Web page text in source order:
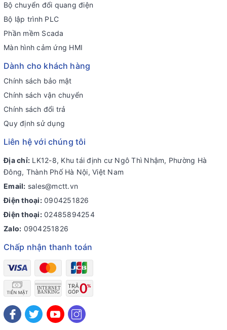
Bộ chuyển đổi quang điện
Bộ lập trình PLC
Phần mềm Scada
Màn hình cảm ứng HMI
Dành cho khách hàng
Chính sách bảo mật
Chính sách vận chuyển
Chính sách đổi trả
Quy định sử dụng
Liên hệ với chúng tôi
Địa chỉ: LK12-8, Khu tái định cư Ngô Thì Nhậm, Phường Hà
Đông, Thành Phố Hà Nội, Việt Nam
Email: sales@mctt.vn
Điện thoại: 0904251826
Điện thoại: 02485894254
Zalo: 0904251826
Chấp nhận thanh toán